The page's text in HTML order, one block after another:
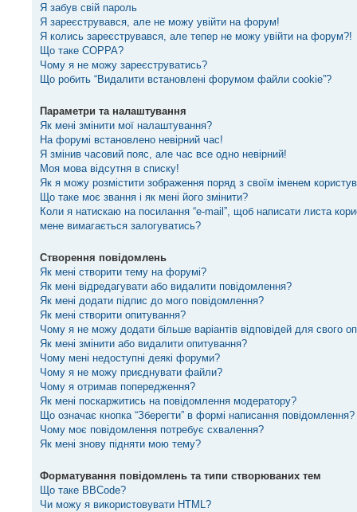
Я забув свій пароль
Я зареєструвався, але не можу увійти на форум!
Я колись зареєструвався, але тепер не можу увійти на форум?!
Що таке COPPA?
Чому я не можу зареєструватись?
Що робить “Видалити встановлені форумом файли cookie”?
Параметри та налаштування
Як мені змінити мої налаштування?
На форумі встановлено невірний час!
Я змінив часовий пояс, але час все одно невірний!
Моя мова відсутня в списку!
Як я можу розмістити зображення поряд з своїм іменем
Що таке моє звання і як мені його змінити?
Коли я натискаю на посилання “e-mail”, щоб написати листа
мене вимагається залогуватись?
Створення повідомлень
Як мені створити тему на форумі?
Як мені відредагувати або видалити повідомлення?
Як мені додати підпис до мого повідомлення?
Як мені створити опитування?
Чому я не можу додати більше варіантів відповідей для свого
Як мені змінити або видалити опитування?
Чому мені недоступні деякі форуми?
Чому я не можу приєднувати файли?
Чому я отримав попередження?
Як мені поскаржитись на повідомлення модератору?
Що означає кнопка “Зберегти” в формі написання повідомлення?
Чому моє повідомлення потребує схвалення?
Як мені знову підняти мою тему?
Форматування повідомлень та типи створюваних тем
Що таке BBCode?
Чи можу я використовувати HTML?